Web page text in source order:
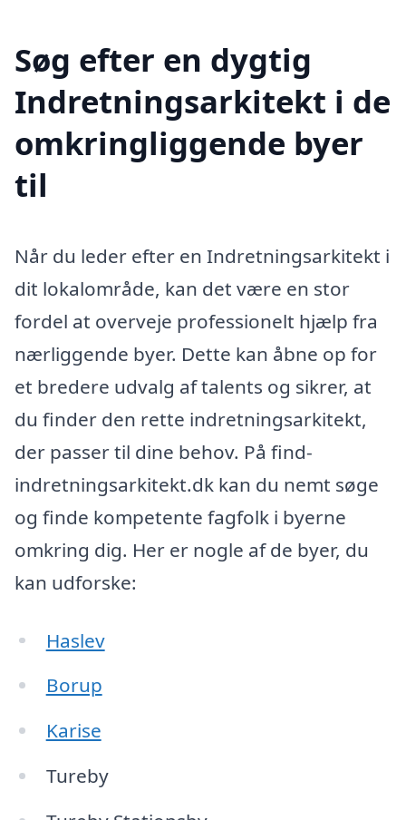
Søg efter en dygtig
Indretningsarkitekt i de
omkringliggende byer
til
Når du leder efter en Indretningsarkitekt i
dit lokalområde, kan det være en stor
fordel at overveje professionelt hjælp fra
nærliggende byer. Dette kan åbne op for
et bredere udvalg af talents og sikrer, at
du finder den rette indretningsarkitekt,
der passer til dine behov. På find-
indretningsarkitekt.dk kan du nemt søge
og finde kompetente fagfolk i byerne
omkring dig. Her er nogle af de byer, du
kan udforske:
Haslev
Borup
Karise
Tureby